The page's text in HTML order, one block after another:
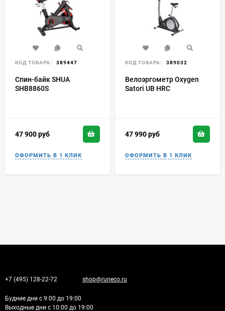
КОД ТОВАРА: 389447
Спин-байк SHUA
SHB8860S
47 900руб
КОД ТОВАРА: 389032
Велоэргометр Oxygen
Satori UB HRC
47 990руб
+7 (495) 128-22-72 shop@runeco.ru
Будние дни с 9:00 до 19:00
Выходные дни с 10:00 до 19:00